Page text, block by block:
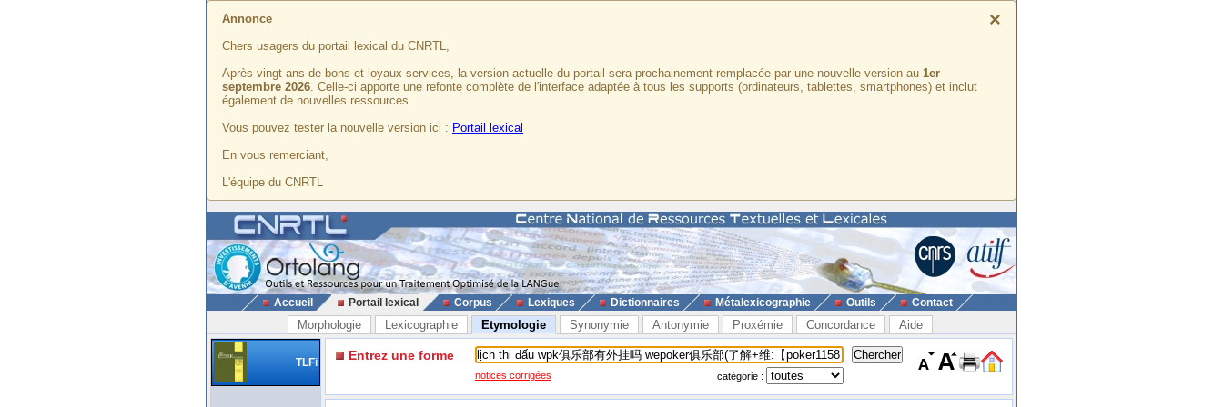
×
Annonce
Chers usagers du portail lexical du CNRTL,
Après vingt ans de bons et loyaux services, la version actuelle du portail sera prochainement remplacée par une nouvelle version au 1er
septembre 2026. Celle-ci apporte une refonte complète de l'interface adaptée à tous les supports (ordinateurs, tablettes, smartphones) et inclut
également de nouvelles ressources.
Vous pouvez tester la nouvelle version ici : Portail lexical
En vous remerciant,
L'équipe du CNRTL
Accueil Portail lexical Corpus Lexiques Dictionnaires Métalexicographie Outils Contact
Morphologie Lexicographie Etymologie Synonymie Antonymie Proxémie Concordance Aide
TLFi Entrez une forme
notices corrigées catégorie :